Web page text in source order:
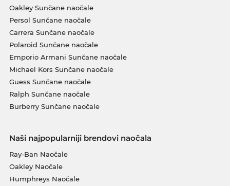
Oakley Sunčane naočale
Persol Sunčane naočale
Carrera Sunčane naočale
Polaroid Sunčane naočale
Emporio Armani Sunčane naočale
Michael Kors Sunčane naočale
Guess Sunčane naočale
Ralph Sunčane naočale
Burberry Sunčane naočale
Naši najpopularniji brendovi naočala
Ray-Ban Naočale
Oakley Naočale
Humphreys Naočale